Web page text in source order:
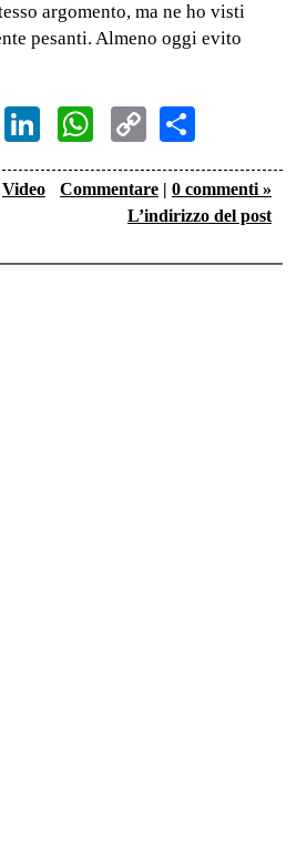
argomento, ma ne ho visti
pesanti. Almeno oggi evito
Telegram
LinkedInWhatsApp
Copy
Link
Video
Commentare | 0 commenti »
L’indirizzo del post